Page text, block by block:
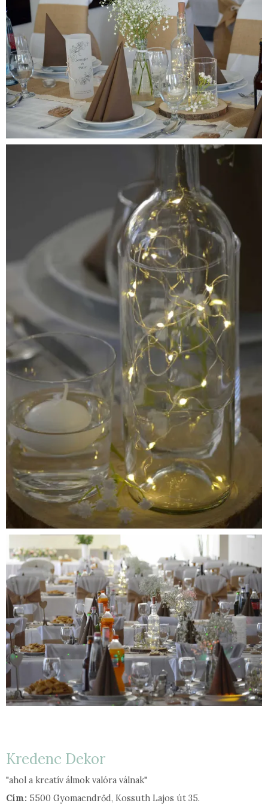
Kredenc Dekor
"ahol a kreatív álmok valóra válnak"
Cím: 5500 Gyomaendrőd, Kossuth Lajos út 35.